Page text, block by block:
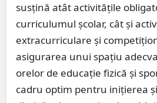
susțină atât activitățile
curriculumul școlar, cât și
extracurriculare și
asigurarea unui spațiu
orelor de educație fizică și
cadru optim pentru inițierea